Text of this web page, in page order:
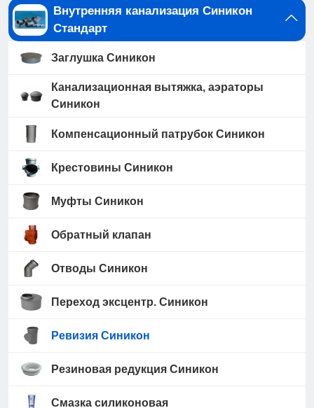
Внутренняя канализация Синикон
Стандарт
Заглушка Синикон
Канализационная вытяжка, аэраторы
Синикон
Компенсационный патрубок Синикон
Крестовины Синикон
Муфты Синикон
Обратный клапан
Отводы Синикон
Переход эксцентр. Синикон
Ревизия Синикон
Резиновая редукция Синикон
Смазка силиконовая